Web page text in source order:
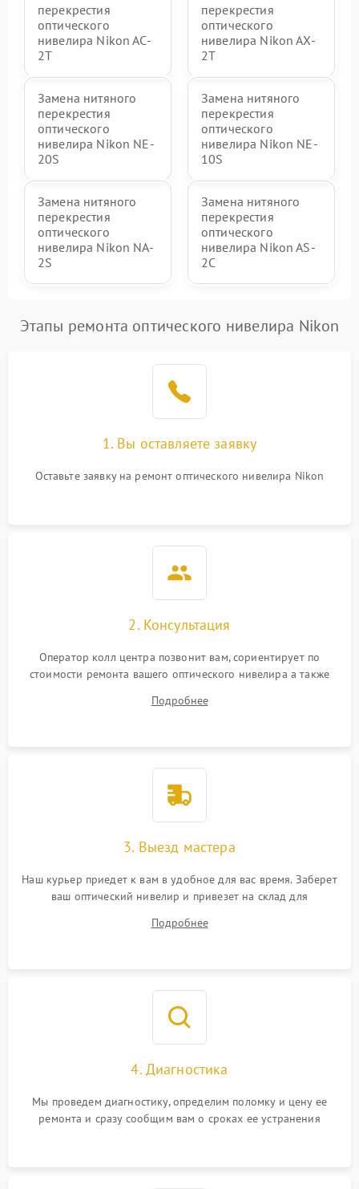
перекрестия
оптического
нивелира Nikon AC-
2T
перекрестия
оптического
нивелира Nikon AX-
2T
Замена нитяного
перекрестия
оптического
нивелира Nikon NE-
20S
Замена нитяного
перекрестия
оптического
нивелира Nikon NE-
10S
Замена нитяного
перекрестия
оптического
нивелира Nikon NA-
2S
Замена нитяного
перекрестия
оптического
нивелира Nikon AS-
2C
Этапы ремонта оптического нивелира Nikon
1. Вы оставляете заявку
Оставьте заявку на ремонт оптического нивелира Nikon
2. Консультация
Оператор колл центра позвонит вам, сориентирует по
стоимости ремонта вашего оптического нивелира а также
Подробнее
3. Выезд мастера
Наш курьер приедет к вам в удобное для вас время. Заберет
ваш оптический нивелир и привезет на склад для
Подробнее
4. Диагностика
Мы проведем диагностику, определим поломку и цену ее
ремонта и сразу сообщим вам о сроках ее устранения